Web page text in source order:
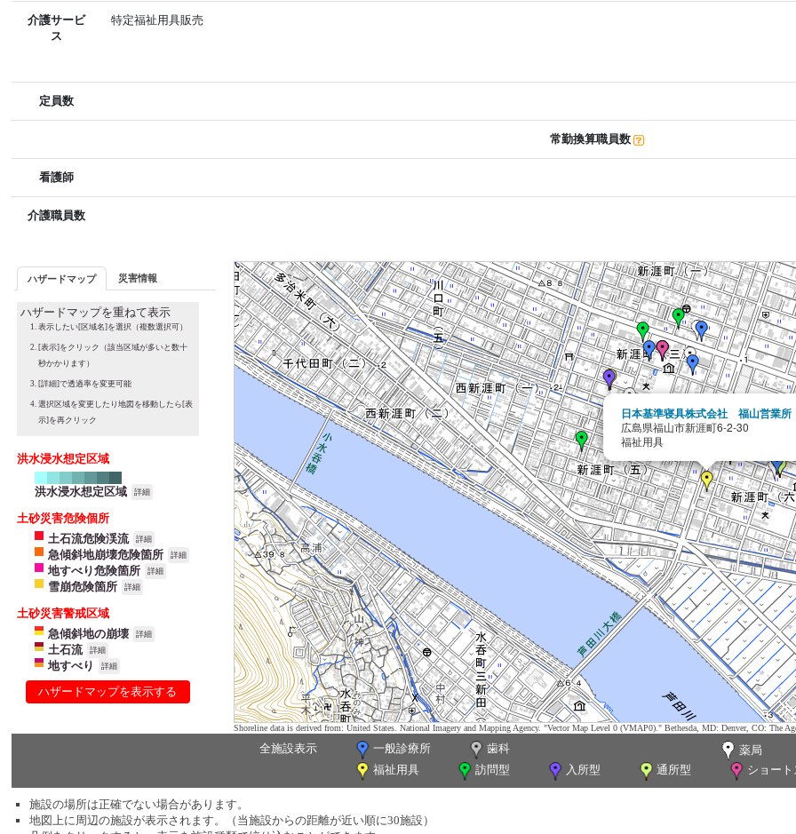
介護サービ
ス
特定福祉用具販売
定員数
常勤換算職員数
看護師
介護職員数
ハザードマップ 災害情報
ハザードマップを重ねて表示
表示したい[区域名]を選択（複数選択可）
[表示]をクリック（該当区域が多いと数十
秒かかります）
[詳細]で透過率を変更可能
選択区域を変更したり地図を移動したら[表
示]を再クリック
洪水浸水想定区域
洪水浸水想定区域 詳細
土砂災害危険個所
土石流危険渓流
詳細
急傾斜地崩壊危険箇所 詳細
地すべり危険箇所 詳細
雪崩危険箇所 詳細
土砂災害警戒区域
急傾斜地の崩壊
詳細
土石流 詳細
地すべり 詳細
ハザードマップを表示する
日本基準寝具株式会社 福山営業所
広島県福山市新涯町6-2-30
福祉用具
Shoreline data is derived from: United States. National Imagery and Mapping Agency. "Vector Map Level 0 (VMAP0)." Bethesda, MD: Denver, CO: The
全施設表示 一般診療所 歯科
薬局
福祉用具
訪問型 入所型 通所型 ショー
施設の場所は正確でない場合があります。
地図上に周辺の施設が表示されます。（当施設からの距離が近い順に30施設）